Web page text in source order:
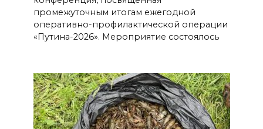
промежуточным итогам ежегодной
оперативно-профилактической операции
«Путина-2026». Мероприятие состоялось